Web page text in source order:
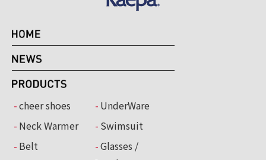
cheer shoes
UnderWare
Neck Warmer
Swimsuit
Belt
Glasses /